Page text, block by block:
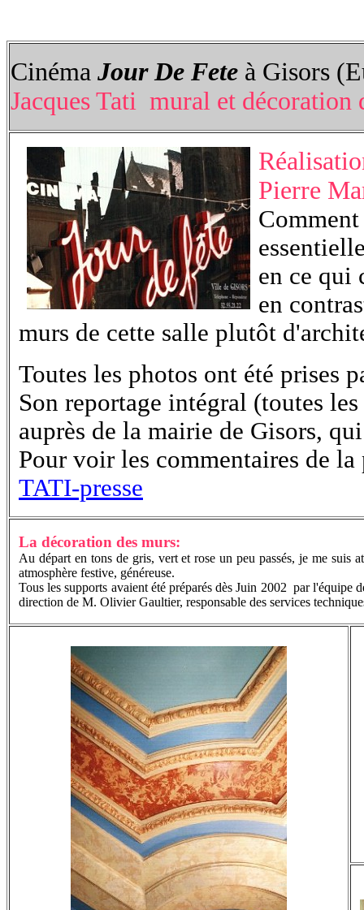
Cinéma Jour De Fete à Gisors
Jacques Tati mural et décoration
Pierre
en ce qui
en
murs de cette salle plutôt
Toutes les photos ont été prises
Son reportage intégral (toutes
auprès de la mairie de Gisors,
Pour voir les commentaires de
TATI-presse
La décoration des murs:
Au départ en tons de gris, vert et rose un peu passés, je me suis
atmosphère festive, généreuse.
Tous les supports avaient été préparés dès Juin 2002 par l'équipe
direction de M. Olivier Gaultier, responsable des services